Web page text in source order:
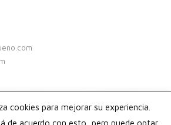
- Todos los derechos
reservados
cookies para mejorar su experiencia.
de acuerdo con esto, pero puede optar